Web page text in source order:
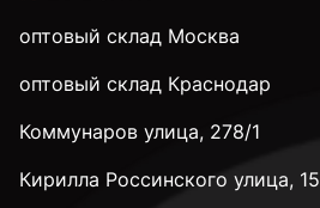
оптовый склад Москва
оптовый склад Краснодар
Коммунаров улица, 278/1
Кирилла Россинского улица, 15